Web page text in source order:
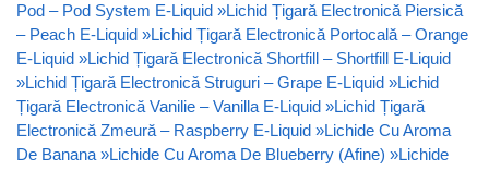
Pod – Pod System E-Liquid »Lichid Țigară Electronică Piersică
– Peach E-Liquid »Lichid Țigară Electronică Portocală – Orange
E-Liquid »Lichid Țigară Electronică Shortfill – Shortfill E-Liquid
»Lichid Țigară Electronică Struguri – Grape E-Liquid »Lichid
Țigară Electronică Vanilie – Vanilla E-Liquid »Lichid Țigară
Electronică Zmeură – Raspberry E-Liquid »Lichide Cu Aroma
De Banana »Lichide Cu Aroma De Blueberry (Afine) »Lichide